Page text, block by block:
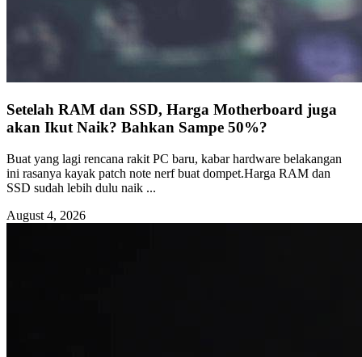
Setelah RAM dan SSD, Harga Motherboard juga
akan Ikut Naik? Bahkan Sampe 50%?
Buat yang lagi rencana rakit PC baru, kabar hardware belakangan
ini rasanya kayak patch note nerf buat dompet.Harga RAM dan
SSD sudah lebih dulu naik ...
August 4, 2026